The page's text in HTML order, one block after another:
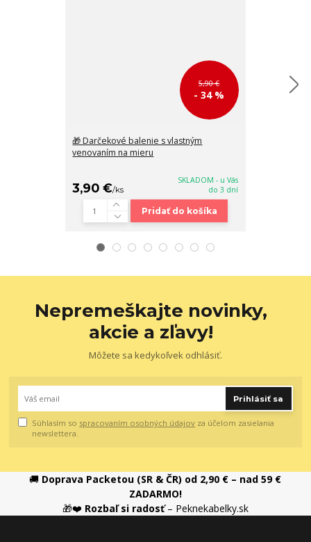
5,90 €
- 34 %
🎁 Darčekové balenie s vlastným
venovaním na mieru
3,90 €/ks
SKLADOM - u Vás
do 3 dní
Pridať do košíka
Nepremeškajte novinky,
akcie a zľavy!
Môžete sa kedykoľvek odhlásiť.
Prihlásiť sa
Súhlasím so spracovaním osobných údajov za účelom zasielania
newslettera.
🚚 Doprava Packetou (SR & ČR) od 2,90 € – nad 59 €
ZADARMO!
🎁❤️ Rozbaľ si radosť– Peknekabelky.sk